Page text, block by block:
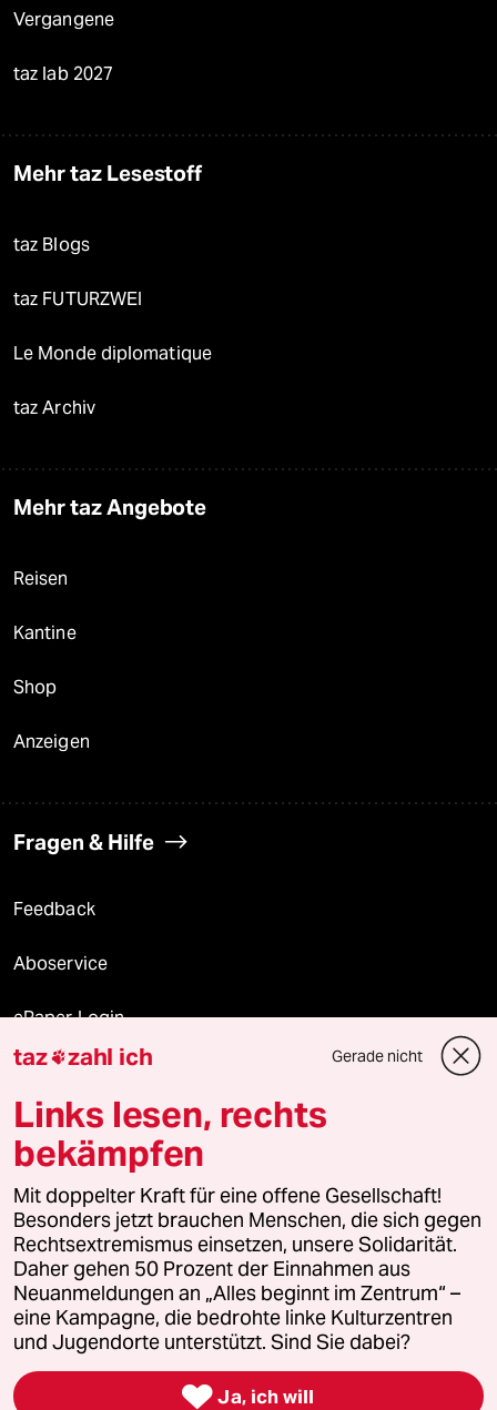
Vergangene
taz lab 2027
Mehr taz Lesestoff
taz Blogs
taz FUTURZWEI
Le Monde diplomatique
taz Archiv
Mehr taz Angebote
Reisen
Kantine
Shop
Anzeigen
Fragen & Hilfe
Feedback
Aboservice
ePaper Login
Downloads für Abonnierende
© 2026 taz Verlags und Vertriebs GmbH
Alle Rechte vorbehalten. Bei rechtlichen Fragen oder für Genehmigungen
wenden Sie sich bitte an
lizenzen@taz.de
Feedback Redaktionsstatut Kommune-Richtlinien
Leitlinie Informant Datenschutz Impressum AGB
Seitenwende Einwilligungen widerrufen (Ads)
taz zahl ich Gerade nicht
Links lesen, rechts
bekämpfen
Mit doppelter Kraft für eine offene Gesellschaft!
Besonders jetzt brauchen Menschen, die sich gegen
Rechtsextremismus einsetzen, unsere Solidarität.
Daher gehen 50 Prozent der Einnahmen aus
Neuanmeldungen an „Alles beginnt im Zentrum“ –
eine Kampagne, die bedrohte linke Kulturzentren
und Jugendorte unterstützt. Sind Sie dabei?
 Ja, ich will